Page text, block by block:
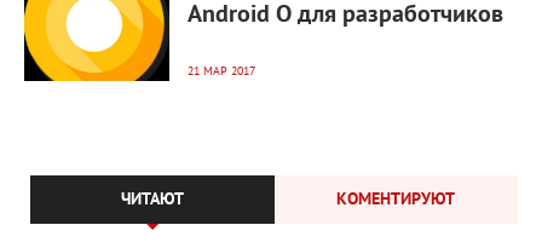
Android O для разработчиков
21 МАР 2017
ЧИТАЮТ КОМЕНТИРУЮТ